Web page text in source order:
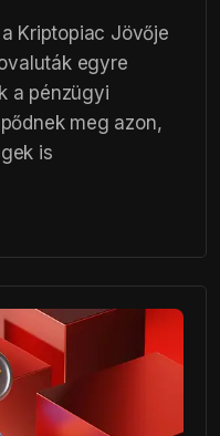
Kriptopiac Jövője
egyre
a pénzügyi
meg azon,
is